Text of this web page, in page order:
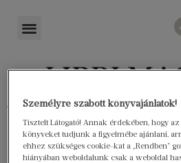
Könyvektől az
Személyre szabott könyvajánlatok!
Tisztelt Látogató! Annak érdekében, hogy
könyveket tudjunk a figyelmébe ajánlani,
ehhez szükséges cookie-kat a „Rendben”
hiányában weboldalunk csak a weboldal